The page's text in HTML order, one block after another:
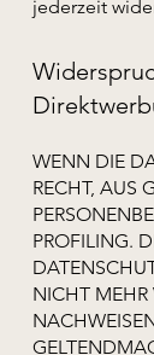
jederzeit
WENN DIE
RECHT, AUS
PROFILING.
NICHT MEHR